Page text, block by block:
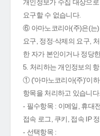
개인정보가 수집 대상으
요구할 수 없습니다.
⑥ 아마노코리아(주)은(는
요구, 정정·삭제의 요구,
한 자가 본인이거나 정당
5. 처리하는 개인정보의
① ('아마노코리아(주)'이
항목을 처리하고 있습니다.
- 필수항목 : 이메일, 휴대
접속 로그, 쿠키, 접속 IP
- 선택항목 :